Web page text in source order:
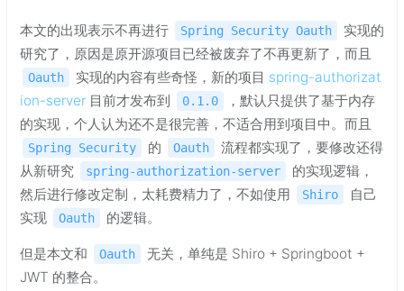
本文的出现表示不再进行 Spring Security Oauth
实现的
研究了，原因是原开源项目已经被废弃了不再更新了，而且
Oauth 实现的内容有些奇怪，新的项目 spring-authorizat
ion-server 目前才发布到 0.1.0
，默认只提供了基于内存
的实现，个人认为还不是很完善，不适合用到项目中。而且
Spring Security 的 Oauth
流程都实现了，要修改还得
从新研究
spring-authorization-server
的实现逻辑，
然后进行修改定制，太耗费精力了，不如使用
Shiro
自己
实现
Oauth 的逻辑。
但是本文和 Oauth
无关，单纯是 Shiro + Springboot +
JWT 的整合。